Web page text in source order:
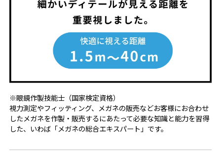
※眼鏡作製技能士（国家検定資格）
視力測定やフィッティング、メガネの販売などお客様にお合わせ
したメガネを作製・販売するにあたって必要な知識と能力を習得
した、いわば「メガネの総合エキスパート」です。